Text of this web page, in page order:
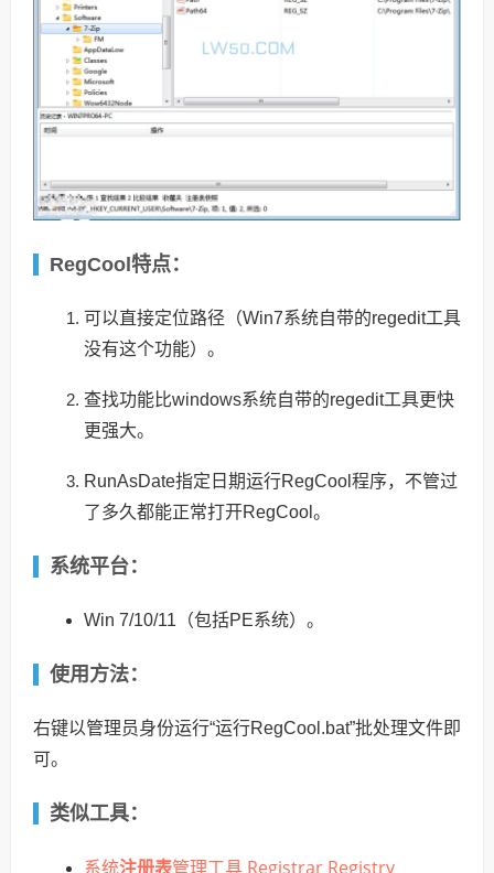
RegCool特点：
可以直接定位路径（Win7系统自带的regedit工具
没有这个功能）。
查找功能比windows系统自带的regedit工具更快
更强大。
RunAsDate指定日期运行RegCool程序，不管过
了多久都能正常打开RegCool。
系统平台：
Win 7/10/11（包括PE系统）。
使用方法：
右键以管理员身份运行“运行RegCool.bat”批处理文件即
可。
类似工具：
系统注册表管理工具 Registrar Registry